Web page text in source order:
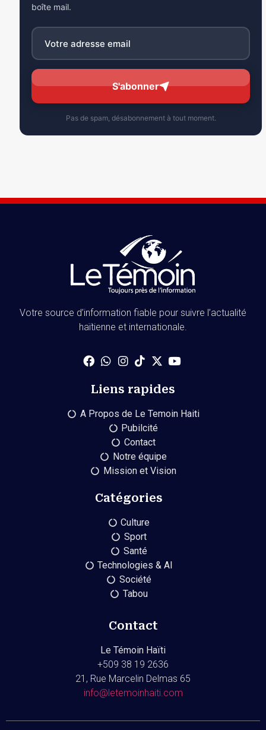
boîte mail.
S'abonner
Pas de spam, désabonnement à tout moment.
Votre source d’information fiable pour suivre l’actualité
haïtienne et internationale.
Liens rapides
A Propos de Le Temoin Haiti
Pubilcité
Contact
Notre équipe
Mission et Vision
Catégories
Culture
Sport
Santé
Technologies & AI
Société
Tabou
Contact
Le Témoin Haïti
+509 38 19 2636
21, Rue Marcelin Delmas 65
info@letemoinhaiti.com